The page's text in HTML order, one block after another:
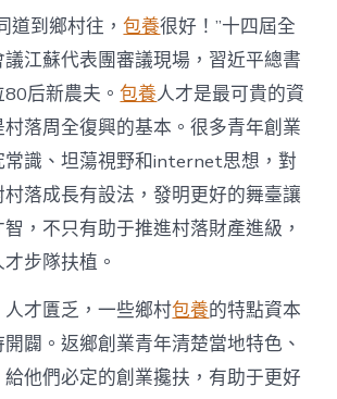
水
甜
心
寶
物
查
包
養
網
_
中
中
道到鄉村往，包養很好！”十四屆全
江蘇代表團審議現場，習近平總書
后新農夫。包養人才是最可貴的資
落周全復興的基本。很多青年創業
常識、坦蕩視野和internet思想，對
落成長有設法，發明更好的舞臺讓
，不只有助于推進村落財產進級，
步隊扶植。
才匱乏，一些鄉村包養的特點資本
闢。返鄉創業青年清楚當地特色、
他們必定的創業攙扶，有助于更好